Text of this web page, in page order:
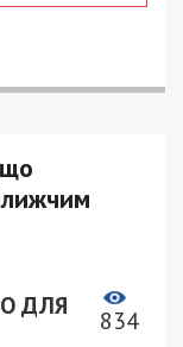
ДЛЯ
834